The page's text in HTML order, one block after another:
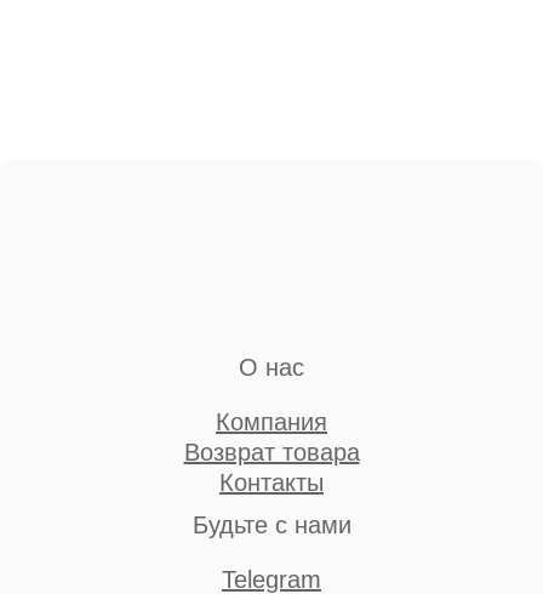
О нас
Компания
Возврат товара
Контакты
Будьте с нами
Telegram